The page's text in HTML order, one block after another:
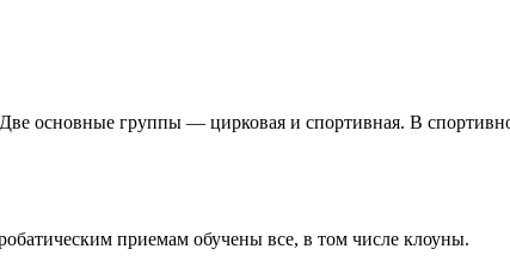
основные группы — цирковая и спортивная. В
приемам обучены все, в том числе клоуны.